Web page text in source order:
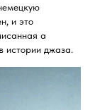
и это
а
истории джаза.